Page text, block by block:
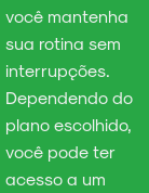
você mantenha
sua rotina sem
interrupções.
Dependendo do
plano escolhido,
você pode ter
acesso a um